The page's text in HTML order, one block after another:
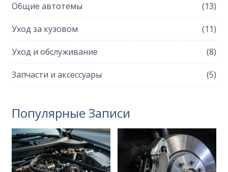
Общие автотемы (13)
Уход за кузовом (11)
Уход и обслуживание (8)
Запчасти и аксессуары (5)
Популярные Записи